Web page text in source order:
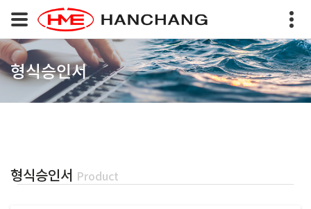
형식승인서
형식승인서 Product